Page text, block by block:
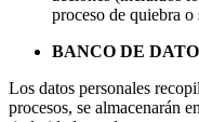
proceso de quiebra o
BANCO DE
Los datos personales
procesos, se almacenarán